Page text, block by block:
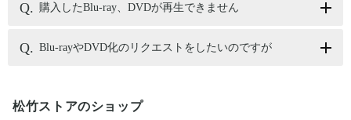
購入したBlu-ray、DVDが再生できません
Blu-rayやDVD化のリクエストをしたいのですが
松竹ストアのショップ